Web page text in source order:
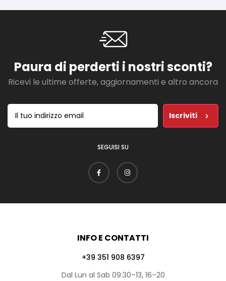
Paura di perderti i nostri sconti?
Ricevi le ultime offerte, aggiornamenti e altro ancora
Iscriviti
SEGUISI SU
INFO E CONTATTI
+39 351 908 6397
Dal Lun al Sab 09:30–13, 16–20